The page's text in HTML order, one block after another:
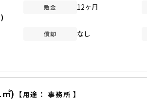
敷金 12ヶ月
償却 なし
) 【用途：事務所 】